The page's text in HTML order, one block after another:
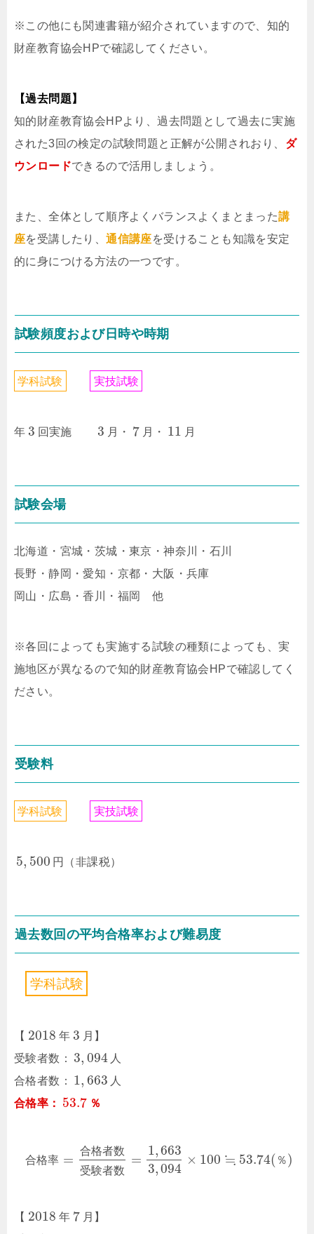
※この他にも関連書籍が紹介されていますので、知的
財産教育協会HPで確認してください。
【過去問題】
知的財産教育協会HPより、過去問題として過去に実施
された3回の検定の試験問題と正解が公開されおり、 ダ
ウンロードできるので活用しましょう。
また、全体として順序よくバランスよくまとまった講
座を受講したり、通信講座を受けることも知識を安定
的に身につける方法の一つです。
試験頻度および日時や時期
学科試験 実技試験
年 3 回実施 3 月・ 7 月・ 11 月
試験会場
北海道・宮城・茨城・東京・神奈川・石川
長野・静岡・愛知・京都・大阪・兵庫
岡山・広島・香川・福岡 他
※各回によっても実施する試験の種類によっても、実
施地区が異なるので知的財産教育協会HPで確認してく
ださい。
受験料
学科試験 実技試験
5, 500 円（非課税）
過去数回の平均合格率および難易度
学科試験
【 2018 年 3 月】
受験者数：
3, 094 人
合格者数：
1, 663 人
合格率：
53.7 ％
合格率 =
合格者数
受験者数
=
1,663
3,094
× 100 ≒ 53.74( ％)
【 2018 年 7 月】